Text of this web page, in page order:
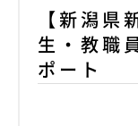
【新潟県
生・教職
ポート